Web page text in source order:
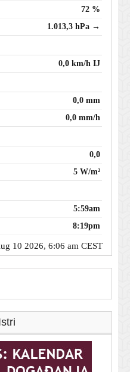
72 %
1.013,3 hPa →
0,0 km/h IJ
0,0 mm
0,0 mm/h
0,0
5 W/m²
5:59am
8:19pm
10 2026, 6:06 am CEST